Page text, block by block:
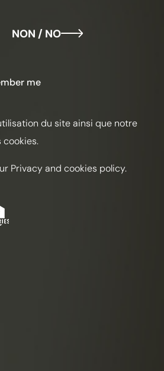
NON / NO
me
du site ainsi que notre
Privacy and cookies policy.